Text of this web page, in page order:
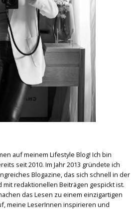
auf meinem Lifestyle Blog! Ich bin
seit 2010. Im Jahr 2013 gründete ich
Blogazine, das sich schnell in der
redaktionellen Beiträgen gespickt ist.
das Lesen zu einem einzigartigen
meine LeserInnen inspirieren und